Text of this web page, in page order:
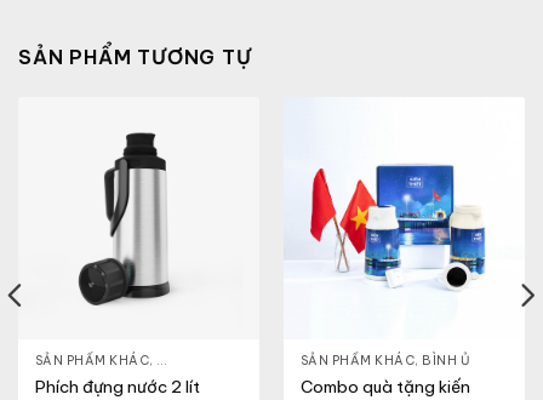
SẢN PHẨM TƯƠNG TỰ
SẢN PHẨM KHÁC, PHÍCH ĐỰNG NƯỚC
Phích đựng nước 2 lít
SẢN PHẨM KHÁC, BÌNH Ủ
Combo quà tặng kiến